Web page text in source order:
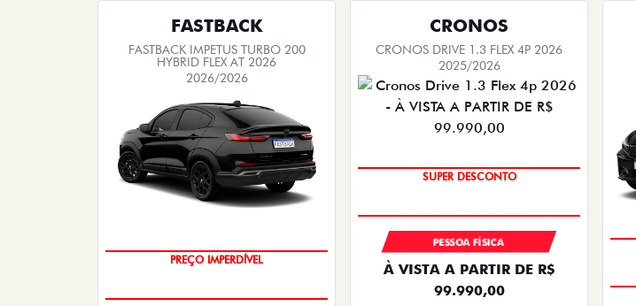
FASTBACK
FASTBACK IMPETUS TURBO 200
HYBRID FLEX AT 2026
2026/2026
CRONOS
CRONOS DRIVE 1.3 FLEX 4P 2026
2025/2026
PESSOA FÍSICA
À VISTA A PARTIR DE R$
99.990,00